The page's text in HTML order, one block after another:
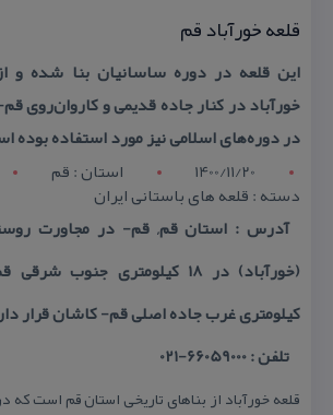
قلعه خورآباد قم
این قلعه در دوره ساسانیان بنا شده و
خورآباد در كنار جاده قدیمی و كاروان‌روی
در دوره‌های اسلامی نیز مورد استفاده بوده
1400/11/20
استان : قم
دسته : قلعه های باستانی ایران
آدرس : استان قم, قم- در مجاورت
كیلومتری غرب جاده اصلی قم- كاشان قرار
تلفن : 66059000-021
قلعه خورآباد از بناهای تاریخی استان قم است كه